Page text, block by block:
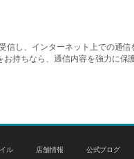
し、インターネット上での通
持ちなら、通信内容を強力に
ル 店舗情報 公式ブログ